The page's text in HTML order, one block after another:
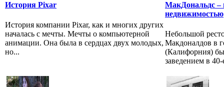
История Pixar
История компании Pixar, как и многих других
началась с мечты. Мечты о компьютерной
анимации. Она была в сердцах двух молодых,
но...
МакДональдс –
недвижимостью
Небольшой
Макдоналдов в
(Калифорния)
заведением в 40-